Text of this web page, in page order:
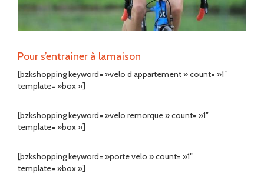
Pour s’entrainer à lamaison
[bzkshopping keyword= »velo d appartement » count= »1″
template= »box »]
[bzkshopping keyword= »velo remorque » count= »1″
template= »box »]
[bzkshopping keyword= »porte velo » count= »1″
template= »box »]